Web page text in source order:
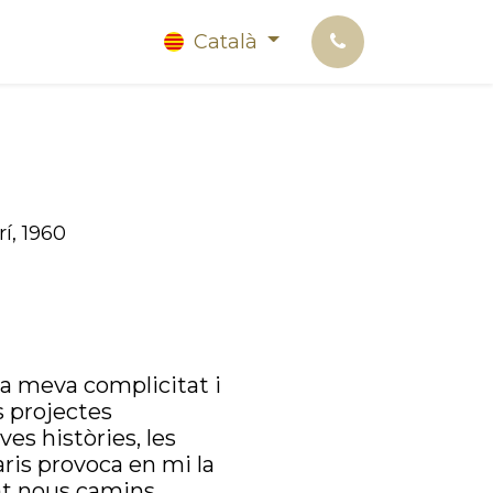
Català
1960
meva complicitat i
projectes
històries, les
provoca en mi la